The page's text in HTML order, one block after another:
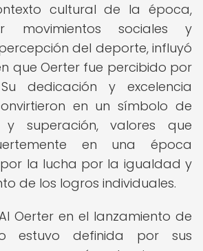
cultural de la época,
movimientos sociales y
del deporte, influyó
que Oerter fue percibido por
dedicación y excelencia
en un símbolo de
y superación, valores que
en una época
la lucha por la igualdad y
de los logros individuales.
Oerter en el lanzamiento de
estuvo definida por sus